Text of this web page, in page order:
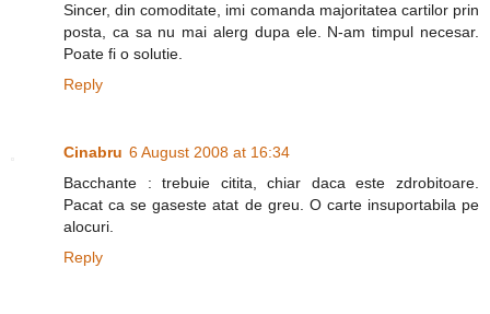
Sincer, din comoditate, imi comanda majoritatea cartilor prin
posta, ca sa nu mai alerg dupa ele. N-am timpul necesar.
Poate fi o solutie.
Reply
Cinabru 6 August 2008 at 16:34
Bacchante : trebuie citita, chiar daca este zdrobitoare.
Pacat ca se gaseste atat de greu. O carte insuportabila pe
alocuri.
Reply